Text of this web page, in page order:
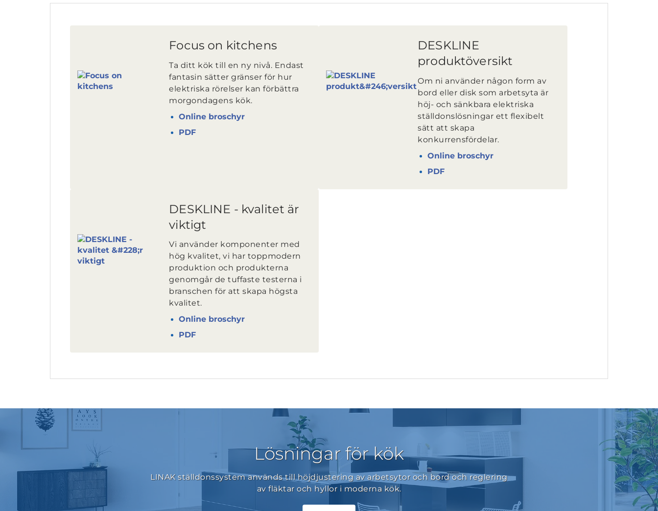
Focus on kitchens
Ta ditt kök till en ny nivå. Endast
fantasin sätter gränser för hur
elektriska rörelser kan förbättra
morgondagens kök.
Online broschyr
PDF
DESKLINE
produktöversikt
Om ni använder någon form av
bord eller disk som arbetsyta är
höj- och sänkbara elektriska
ställdonslösningar ett flexibelt
sätt att skapa
konkurrensfördelar.
Online broschyr
PDF
DESKLINE - kvalitet är
viktigt
Vi använder komponenter med
hög kvalitet, vi har toppmodern
produktion och produkterna
genomgår de tuffaste testerna i
branschen för att skapa högsta
kvalitet.
Online broschyr
PDF
Lösningar för kök
LINAK ställdonssystem används till höjdjustering av arbetsytor och bord och reglering
av fläktar och hyllor i moderna kök.